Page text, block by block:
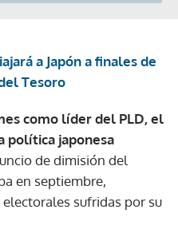
a Japón a finales de
Tesoro
como líder del PLD, el
política japonesa
de dimisión del
en septiembre,
sufridas por su